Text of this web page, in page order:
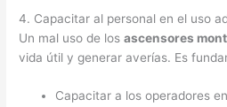
4. Capacitar al personal en el uso
Un mal uso de losascensores
vida útil y generar averías. Es
Capacitar a los operadores